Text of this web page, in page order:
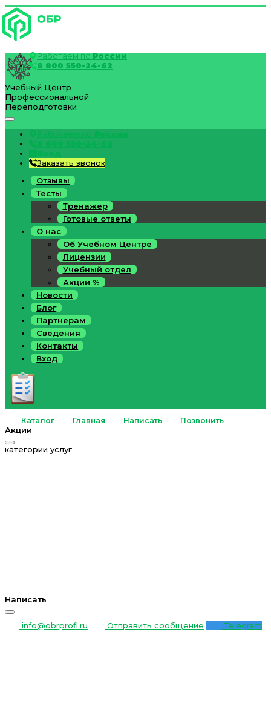
Работаем поРоссии
8 800 550-24-62
Учебный Центр
Профессиональной
Переподготовки
Работаем по России
8 800 550-24-62
Вход
Заказать звонок
Отзывы
Тесты
Тренажер
Готовые ответы
О нас
Об Учебном Центре
Лицензии
Учебный отдел
Акции %
Новости
Блог
Партнерам
Сведения
Контакты
Вход
Каталог Главная Написать Позвонить
Акции
категории услуг
Написать
info@obrprofi.ru Отправить сообщение Telegram